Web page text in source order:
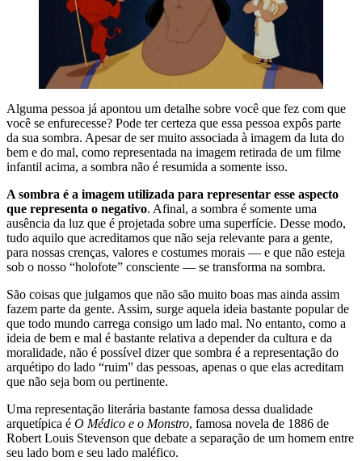
Alguma pessoa já apontou um detalhe sobre você que fez com que
você se enfurecesse? Pode ter certeza que essa pessoa expôs parte
da sua sombra. Apesar de ser muito associada à imagem da luta do
bem e do mal, como representada na imagem retirada de um filme
infantil acima, a sombra não é resumida a somente isso.
A sombra é a imagem utilizada para representar esse aspecto
que representa o negativo. Afinal, a sombra é somente uma
ausência da luz que é projetada sobre uma superfície. Desse modo,
tudo aquilo que acreditamos que não seja relevante para a gente,
para nossas crenças, valores e costumes morais — e que não esteja
sob o nosso “holofote” consciente — se transforma na sombra.
São coisas que julgamos que não são muito boas mas ainda assim
fazem parte da gente. Assim, surge aquela ideia bastante popular de
que todo mundo carrega consigo um lado mal. No entanto, como a
ideia de bem e mal é bastante relativa a depender da cultura e da
moralidade, não é possível dizer que sombra é a representação do
arquétipo do lado “ruim” das pessoas, apenas o que elas acreditam
que não seja bom ou pertinente.
Uma representação literária bastante famosa dessa dualidade
arquetípica é O Médico e o Monstro, famosa novela de 1886 de
Robert Louis Stevenson que debate a separação de um homem entre
seu lado bom e seu lado maléfico.